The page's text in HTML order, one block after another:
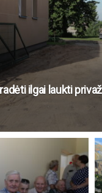
ilgai laukti